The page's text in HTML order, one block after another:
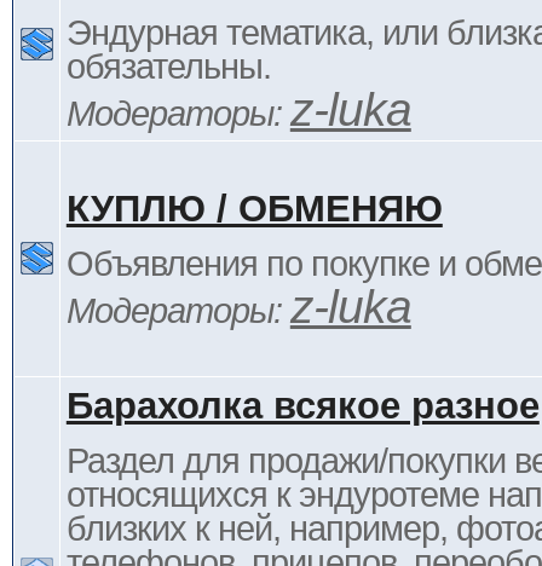
Эндурная тематика, или
обязательны.
Модераторы: z-luka
КУПЛЮ / ОБМЕНЯЮ
Объявления по покупке и
Модераторы: z-luka
Барахолка всякое разное
Раздел для продажи/покупки
относящихся к эндуротеме
близких к ней, например,